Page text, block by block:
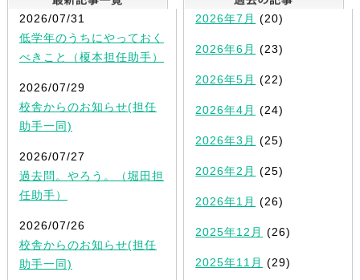
2026/07/31
低学年のうちにやっておく
べきこと（榎本担任助手）
2026/07/29
校舎からのお知らせ(担任
助手一同)
2026/07/27
過去問。やろう。（堀田担
任助手）
2026/07/26
校舎からのお知らせ(担任
助手一同)
2026年7月 (20)
2026年6月 (23)
2026年5月 (22)
2026年4月 (24)
2026年3月 (25)
2026年2月 (25)
2026年1月 (26)
2025年12月 (26)
2025年11月 (29)